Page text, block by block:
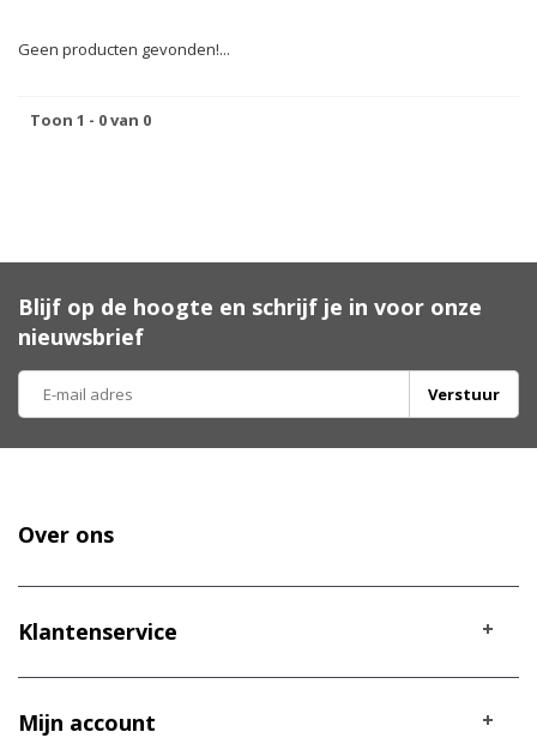
Geen producten gevonden!...
Toon 1 - 0 van 0
Blijf op de hoogte en schrijf je in voor onze
nieuwsbrief
Verstuur
Over ons
Klantenservice
Mijn account